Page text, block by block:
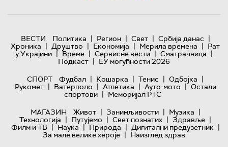
ВЕСТИ Политика | Регион | Свет | Србија данас |
Хроника | Друштво | Економија | Мерила времена | Рат
у Украјини | Време | Сервисне вести | Сматрачница |
Подкаст | ЕУ могућности 2026
СПОРТ
Фудбал | Кошарка | Тенис | Одбојка |
Рукомет | Ватерполо | Атлетика | Ауто-мото | Остали
спортови | Меморијал РТС
МАГАЗИН
Живот | Занимљивости | Музика |
Технологијa | Путујемо | Свет познатих | Здравље |
Филм и ТВ | Наука | Природа | Дигитални предузетник |
За мале велике хероје | Наизглед здрав